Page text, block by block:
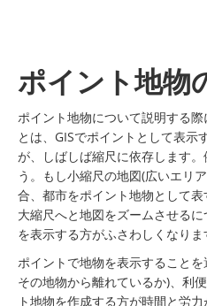
ポイント地物
ポイント地物について説明する
とは、GISでポイントとして表示
が、しばしば縮尺に依存します
う。もし小縮尺の地図(広いエリ
合、都市をポイント地物として表
大縮尺へと地図をズームさせる
を表示する方がふさわしくなりま
ポイントで地物を表示すること
その地物から離れているか)、利
ト地物を作成する方が時間と労